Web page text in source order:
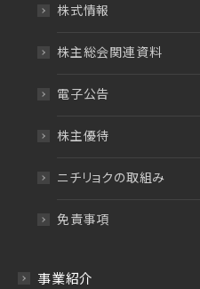
株式情報
株主総会関連資料
電子公告
株主優待
ニチリョクの取組み
免責事項
事業紹介